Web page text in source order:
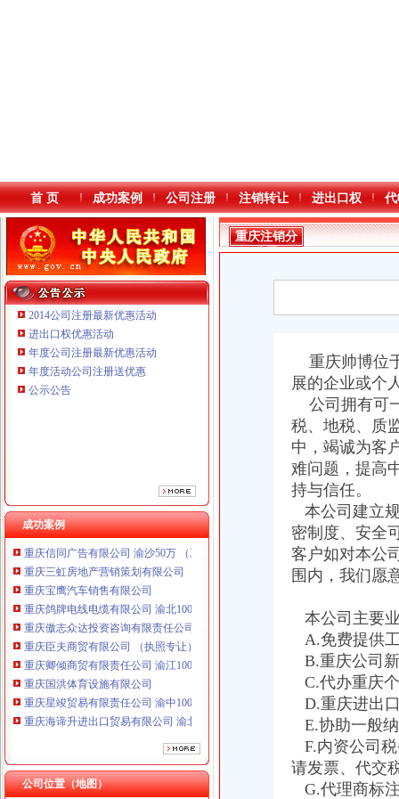
本站导航
首 页 成功案例 公司注册 注销转让 进出口权
2014公司注册最新优惠活动
进出口权优惠活动
年度公司注册最新优惠活动
年度活动公司注册送优惠
公示公告
成功案例
重庆鸽牌电线电缆有限公司 渝北10010万 (进出口权)
重庆海谛升进出口贸易有限公司 渝北100万 （进出口权）
重庆奕欣锦诚商贸有限公司 渝九50万 （工商注册）
重庆信同广告有限公司 渝沙50万 （工商注册）
重庆三虹房地产营销策划有限公司
重庆宝鹰汽车销售有限公司
重庆鸽牌电线电缆有限公司 渝北10010万 (进出口权)
重庆傲志众达投资咨询有限责任公司 渝九1000万 （增资）
重庆臣夫商贸有限公司 （执照专让）
重庆卿倾商贸有限责任公司 渝江100万 （工商注册）
重庆国洪体育设施有限公司
重庆星竣贸易有限责任公司 渝中100万 （进出口权）
重庆海谛升进出口贸易有限公司 渝北100万 （进出口权）
重庆奕欣锦诚商贸有限公司 渝九50万 （工商注册）
重庆信同广告有限公司 渝沙50万 （工商注册）
重庆三虹房地产营销策划有限公司
重庆宝鹰汽车销售有限公司
公司位置（地图）
重庆注销分
公司
重庆帅博位
展的企业或个
公司拥有可
税、地税、质
中，竭诚为客
难问题，提高
持与信任。
本公司建立
密制度、安全
客户如对本公
围内，我们愿
本公司主要
A.免费提供
B.重庆公司
C.代办重庆
D.重庆进出
E.协助一般
F.内资公司
请发票、代交
G.代理商标